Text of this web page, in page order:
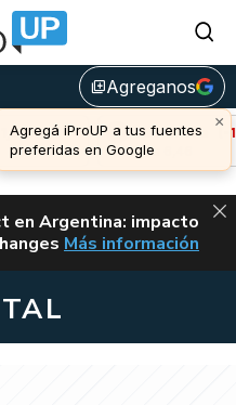
library_addAgreganos
×
Agregá iProUP a tus fuentes
preferidas en Google
Avalanche (-
u$s 6,46
en Argentina: impacto
CLARITY ACT EN
Más información